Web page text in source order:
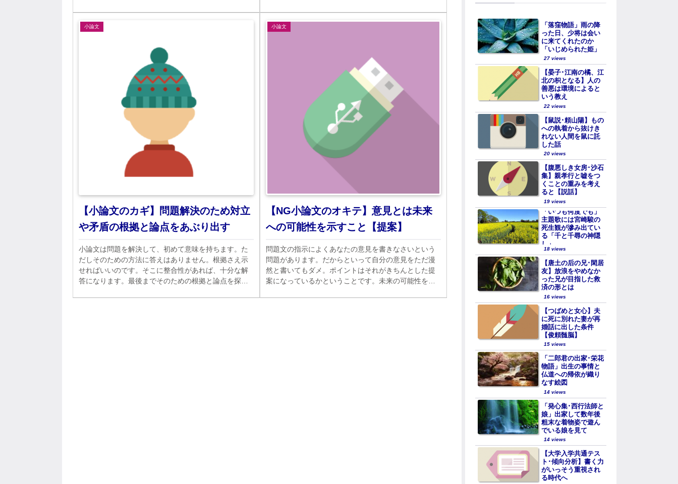
小論文
【小論文のカギ】問題解決のため対立
や矛盾の根拠と論点をあぶり出す
小論文は問題を解決して、初めて意味を持ちます。た
だしそのための方法に答えはありません。根拠さえ示
せればいいのです。そこに整合性があれば、十分な解
答になります。最後までそのための根拠と論点を探す
小論文
【NG小論文のオキテ】意見とは未来
への可能性を示すこと【提案】
問題文の指示によくあなたの意見を書きなさいという
問題があります。だからといって自分の意見をただ漫
然と書いてもダメ。ポイントはそれがきちんとした提
案になっているかということです。未来の可能性をみ
「落窪物語」雨の降
った日、少将は会い
に来てくれたのか
「いじめられた姫」
27 views
【晏子･江南の橘、江
北の枳となる】人の
善悪は環境によると
いう教え
22 views
【鼠説･頼山陽】もの
への執着から抜けき
れない人間を鼠に託
した話
20 views
【腹悪しき女房･沙石
集】親孝行と嘘をつ
くことの重みを考え
ると【説話】
19 views
「いつも何度でも」
主題歌には宮崎駿の
死生観が滲み出てい
る「千と千尋の神隠
し」
18 views
【唐土の后の兄･閑居
友】放浪をやめなか
った兄が目指した救
済の形とは
16 views
【つばめと女心】夫
に死に別れた妻が再
婚話に出した条件
【俊頼髄脳】
15 views
「二郎君の出家･栄花
物語」出生の事情と
仏道への帰依が織り
なす絵図
14 views
「発心集･西行法師と
娘」出家して数年後
粗末な着物姿で遊ん
でいる娘を見て
14 views
【大学入学共通テス
ト･傾向分析】書く力
がいっそう重視され
る時代へ